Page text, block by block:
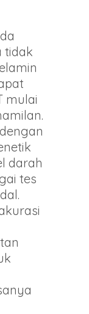
tidak
mulai
darah
tes